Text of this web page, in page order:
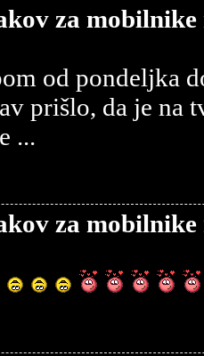
za mobilnike
od pondeljka
prišlo, da je na
...
za mobilnike